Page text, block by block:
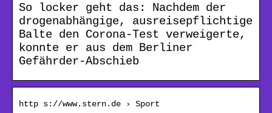
So locker geht das: Nachdem der
drogenabhängige, ausreisepflichtige
Balte den Corona-Test verweigerte,
konnte er aus dem Berliner
Gefährder-Abschieb
http s://www.stern.de › Sport